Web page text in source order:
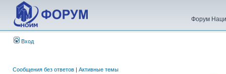
Форум
Вход
Сообщения без ответов | Активные темы